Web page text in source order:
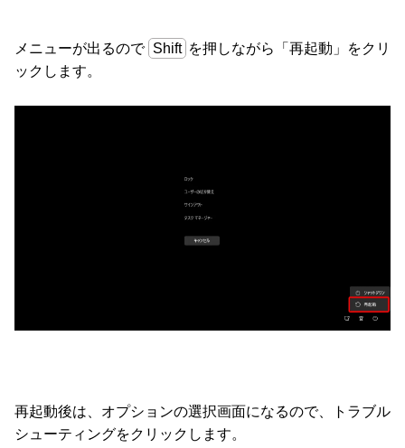
メニューが出るので Shift を押しながら「再起動」をクリ
ックします。
再起動後は、オプションの選択画面になるので、トラブル
シューティングをクリックします。